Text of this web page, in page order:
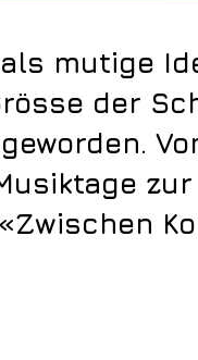
mutige
der